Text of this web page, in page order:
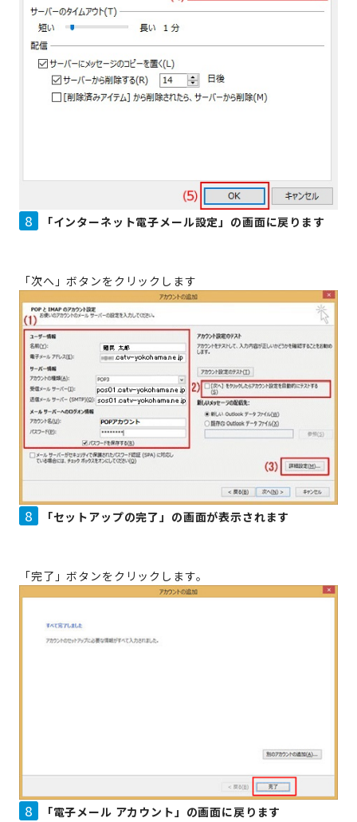
8 「インターネット電子メール設定」の画面に戻ります
「次へ」ボタンをクリックします
8 「セットアップの完了」の画面が表示されます
「完了」ボタンをクリックします。
8 「電子メール アカウント」の画面に戻ります